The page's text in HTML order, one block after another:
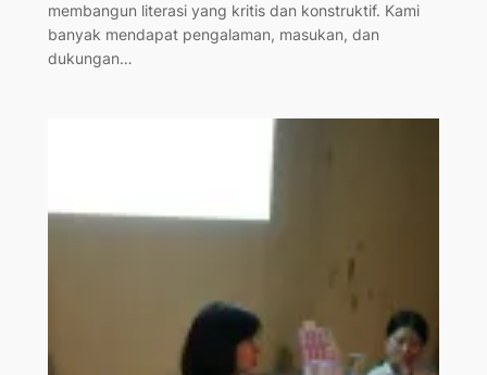
membangun literasi yang kritis dan konstruktif. Kami
banyak mendapat pengalaman, masukan, dan
dukungan…